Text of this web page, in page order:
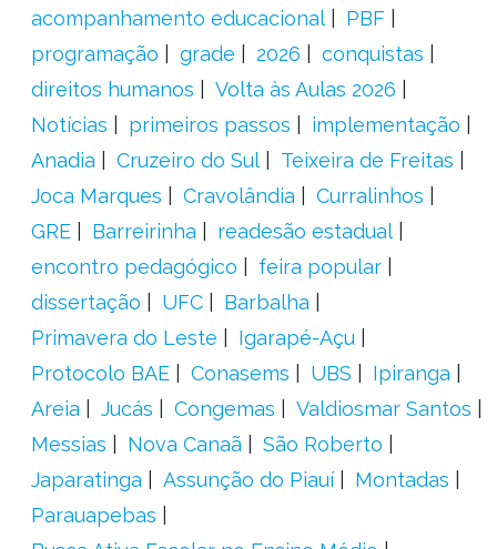
acompanhamento educacional
PBF
programação
grade 2026
conquistas
direitos humanos
Volta às Aulas 2026
Notícias
primeiros passos
implementação
Anadia
Cruzeiro do Sul
Teixeira de Freitas
Joca Marques
Cravolândia
Curralinhos
GRE
Barreirinha
readesão estadual
encontro pedagógico
feira popular
dissertação
UFC
Barbalha
Primavera do Leste
Igarapé-Açu
Protocolo BAE
Conasems UBS
Ipiranga
Areia
Jucás Congemas
Valdiosmar Santos
Messias
Nova Canaã
São Roberto
Japaratinga
Assunção do Piauí
Montadas
Parauapebas